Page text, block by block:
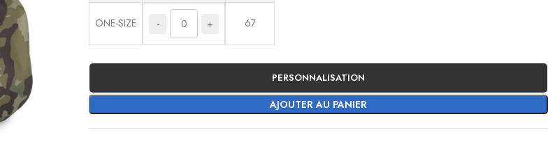
ONE-SIZE - + 67
AJOUTER AU PANIER
PERSONNALISATION